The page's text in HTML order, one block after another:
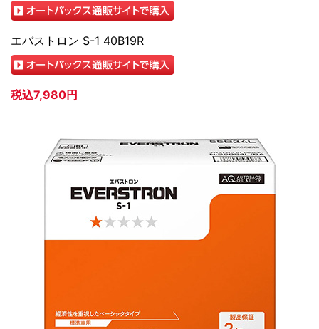
エバストロン S-1 40B19R
税込7,980円